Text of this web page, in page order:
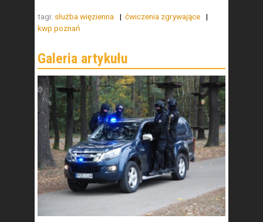
tagi: służba więzienna
ćwiczenia zgrywające
kwp poznań